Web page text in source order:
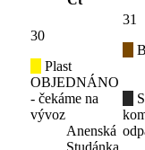
30
Plast
OBJEDNÁNO
- čekáme na
vývoz
Anenská
31